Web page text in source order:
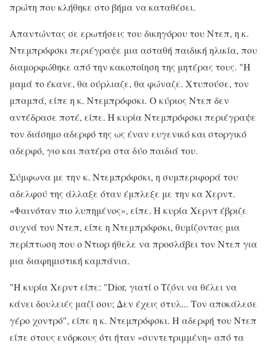
πρώτη που κλήθηκε στο βήμα να καταθέσει.
Απαντώντας σε ερωτήσεις του δικηγόρου του Ντεπ, η κ.
Ντεμπρόφσκι περιέγραψε μια ασταθή παιδική ηλικία, που
διαμορφώθηκε από την κακοποίηση της μητέρας τους. "Η
μαμά το έκανε, θα ούρλιαζε, θα φώναζε. Χτυπούσε, τον
μπαμπά, είπε η κ. Ντεμπρόφσκι. Ο κύριος Ντεπ δεν
αντέδρασε ποτέ, είπε. Η κυρία Ντεμπρόφσκι περιέγραψε
τον διάσημο αδερφό της ως έναν ευγενικό και στοργικό
αδερφό, γιο και πατέρα στα δύο παιδιά του.
Σύμφωνα με την κ. Ντεμπρόφσκι, η συμπεριφορά του
αδελφού της άλλαξε όταν έμπλεξε με την κα Χερντ.
«Φαινόταν πιο λυπημένος», είπε. Η κυρία Χερντ έβριζε
συχνά τον Ντεπ, είπε η Ντεμπρόφσκι, θυμίζοντας μια
περίπτωση που ο Ντιορ ήθελε να προσλάβει τον Ντεπ για
μια διαφημιστική καμπάνια.
"Η κυρία Χερντ είπε: "Dior, γιατί ο Τζόνι να θέλει να
κάνει δουλειές μαζί σου; Δεν έχεις στυλ... Τον αποκάλεσε
γέρο χοντρό", είπε η κ. Ντεμπρόφσκι. Η αδερφή του Ντεπ
είπε στους ενόρκους ότι ήταν «συντετριμμένη» από τα